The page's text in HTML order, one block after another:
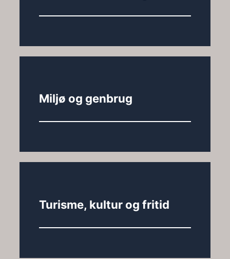
Miljø og genbrug
Turisme, kultur og fritid